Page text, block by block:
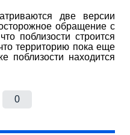
две версии
обращение с
поблизости строится
территорию пока еще
поблизости находится
0